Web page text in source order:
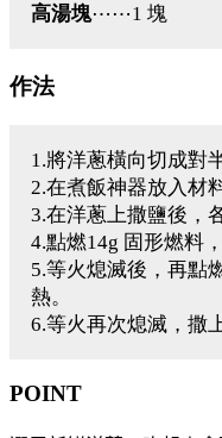
高湯塊⋯⋯1 塊
作法
1.將洋蔥橫向切成對
2.在煮飯神器放入材
3.在洋蔥上撒鹽後，
4.點燃14g 固形燃料
5.等火熄滅後，再點
熱。
6.等火再次熄滅，撒
POINT